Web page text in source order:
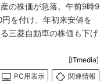
の株価が急落。午前9時9
を付け、年初来安値を
三菱自動車の株価も下げ
[ITmedia]
PC用表示
関連情報